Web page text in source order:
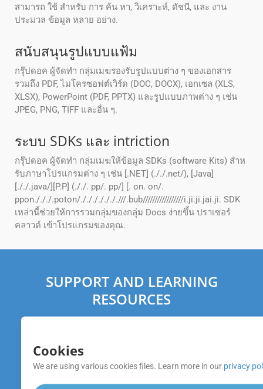
สามารถ ใช้ สําหรับ การ ค้น หา, วิเคราะห์, ดัชนี, และ งาน
ประมวล ข้อมูล หลาย อย่าง.
สนับสนุนรูปแบบแฟ้ม
กรุ๊ปดอค ผู้จัดทํา กลุ่มเมฆรองรับรูปแบบต่าง ๆ ของเอกสาร
รวมถึง PDF, ไมโครซอฟต์เวิร์ด (DOC, DOCX), เอกเซล (XLS,
XLSX), PowerPoint (PDF, PPTX) และรูปแบบภาพต่าง ๆ เช่น
JPEG, PNG, TIFF และอื่น ๆ.
ระบบ SDKs และ intriction
กรุ๊ปดอค ผู้จัดทํา กลุ่มเมฆให้ข้อมูล SDKs (software Kits) สําห
รับภาษาโปรแกรมต่าง ๆ เช่น [.NET] (././.net/), [Java]
[././.java/][P.P] (././. pp/. pp/] [. on. on/.
ppon./././.poton/./././././././//.bub/////////////////i.ji.ji.jai.ji. SDK
เหล่านี้ช่วยให้การรวมกลุ่มของกลุ่ม Docs ง่ายขึ้น ปราเซอร์
คลาวด์ เข้าโปรแกรมของคุณ.
SUPPORT AND LEARNING
RESOURCES
Learning Resources
Documentation
Cookies
We are using various cookies files. Learn more in our privacy